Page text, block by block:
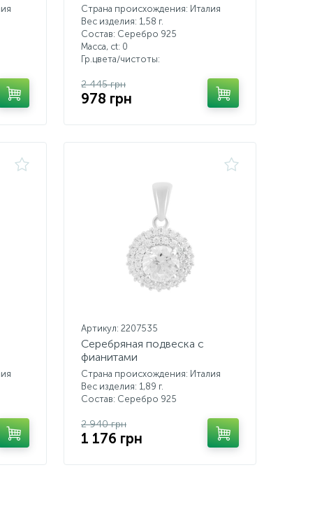
Страна происхождения: Италия
Вес изделия: 1,58 г.
Состав: Серебро 925
Масса, ct: 0
Гр.цвета/чистоты:
2 445 грн
978 грн
Артикул: 2207535
Серебряная подвеска с
фианитами
Страна происхождения: Италия
Вес изделия: 1,89 г.
Состав: Серебро 925
2 940 грн
1 176 грн